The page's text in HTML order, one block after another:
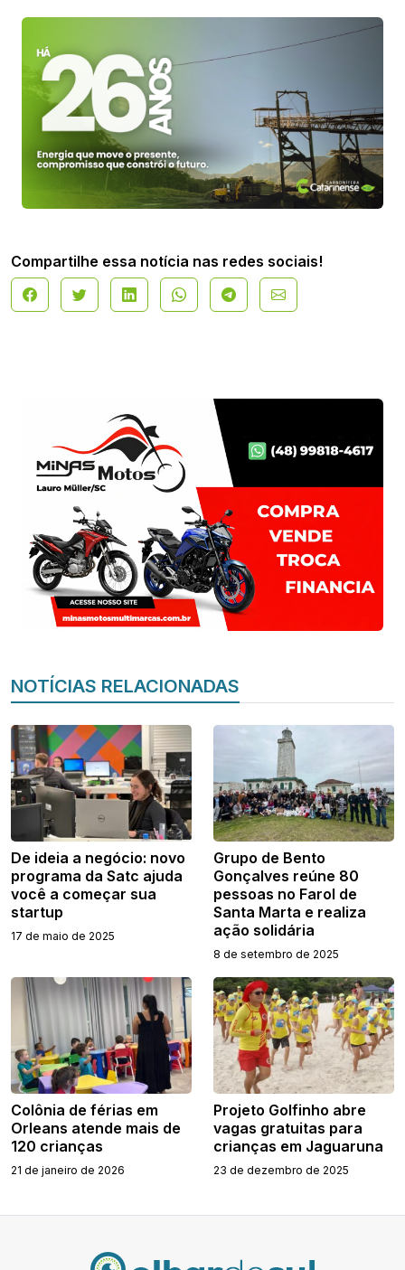
Compartilhe essa notícia nas redes sociais!
NOTÍCIAS RELACIONADAS
De ideia a negócio: novo
programa da Satc ajuda
você a começar sua
startup
17 de maio de 2025
Grupo de Bento
Gonçalves reúne 80
pessoas no Farol de
Santa Marta e realiza
ação solidária
8 de setembro de 2025
Colônia de férias em
Orleans atende mais de
120 crianças
21 de janeiro de 2026
Projeto Golfinho abre
vagas gratuitas para
crianças em Jaguaruna
23 de dezembro de 2025